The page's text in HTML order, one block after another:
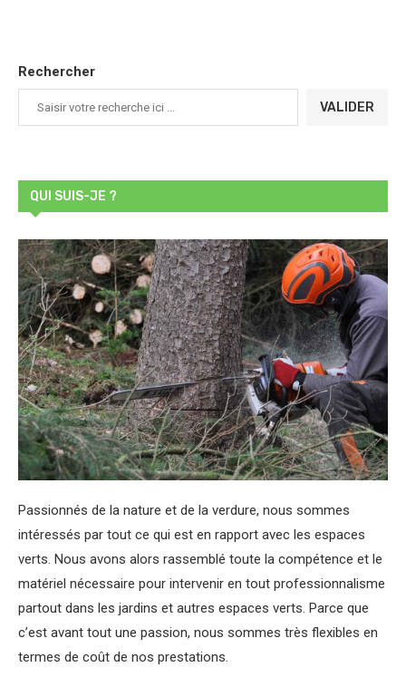
Rechercher
VALIDER
QUI SUIS-JE ?
Passionnés de la nature et de la verdure, nous sommes
intéressés par tout ce qui est en rapport avec les espaces
verts. Nous avons alors rassemblé toute la compétence et le
matériel nécessaire pour intervenir en tout professionnalisme
partout dans les jardins et autres espaces verts. Parce que
c’est avant tout une passion, nous sommes très flexibles en
termes de coût de nos prestations.